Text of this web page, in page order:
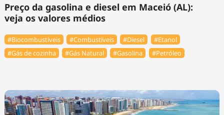
Preço da gasolina e diesel em Maceió (AL):
veja os valores médios
#Biocombustíveis #Combustíveis #Diesel
#Etanol
#Gás de cozinha
#Gás Natural #Gasolina #Petróleo